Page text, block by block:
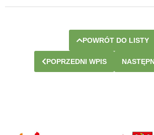
POWRÓT DO LISTY
POPRZEDNI WPIS